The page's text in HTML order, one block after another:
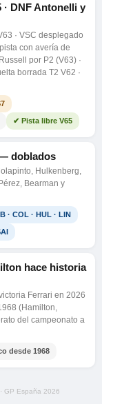
DNF Antonelli y
· VSC desplegado
con avería de
por P2 (V63) ·
borrada T2 V62 ·
✔ Pista libre V65
doblados
Hulkenberg,
Bearman y
· COL · HUL · LIN
hace historia
Ferrari en 2026
(Hamilton,
del campeonato a
desde 1968
GP España 2026